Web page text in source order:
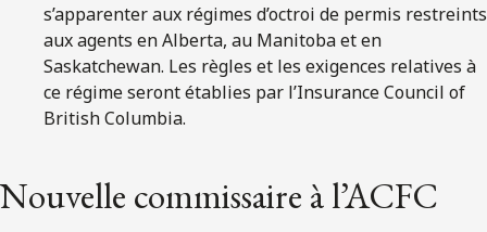
s’apparenter aux régimes d’octroi de permis restreints
aux agents en Alberta, au Manitoba et en
Saskatchewan. Les règles et les exigences relatives à
ce régime seront établies par l’Insurance Council of
British Columbia.
Nouvelle commissaire à l’ACFC